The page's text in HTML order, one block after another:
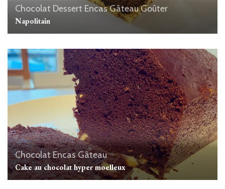
Chocolat Dessert EncasGâteauGoûter
Napolitain
ChocolatEncasGâteau
Cake au chocolat hyper moelleux